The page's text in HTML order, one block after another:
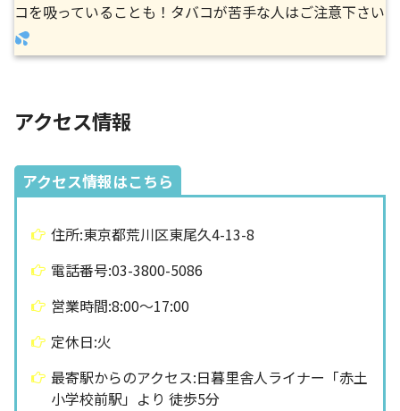
コを吸っていることも！タバコが苦手な人はご注意下さい
アクセス情報
アクセス情報はこちら
住所:東京都荒川区東尾久4-13-8
電話番号:03-3800-5086
営業時間:8:00〜17:00
定休日:火
最寄駅からのアクセス:日暮里舎人ライナー「赤土
小学校前駅」より 徒歩5分